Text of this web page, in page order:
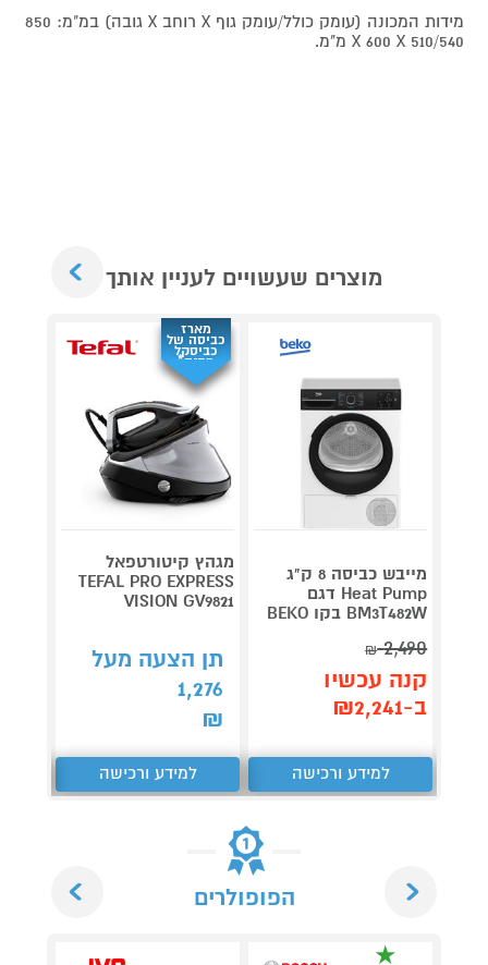
מידות המכונה (עומק כולל/עומק גוף X רוחב X גובה) במ"מ: 850
X 600 X 510/540 מ"מ.
מוצרים שעשויים לעניין אותך
מייבש כביסה 8 ק"ג
Heat Pump דגם
BM3T482W בקו BEKO
2,490
₪
קנה עכשיו
ב-₪2,241
למידע ורכישה
מארז
כביסה של
כביסקל
מתנה*
מגהץ קיטורטפאל
TEFAL PRO EXPRESS
VISION GV9821
תן הצעה מעל
1,276
₪
למידע ורכישה
הפופולרים